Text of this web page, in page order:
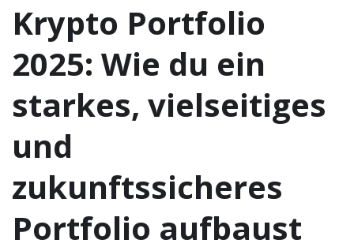
Krypto Portfolio
2025: Wie du ein
starkes, vielseitiges
und
zukunftssicheres
Portfolio aufbaust